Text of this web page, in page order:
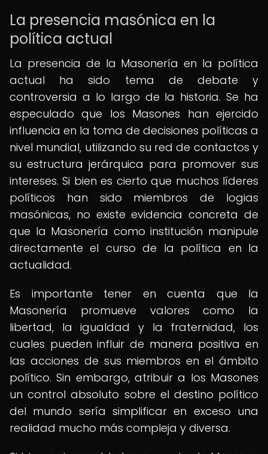
La presencia masónica en la
política actual
La presencia de la Masonería en la política
actual ha sido tema de debate y
controversia a lo largo de la historia. Se ha
especulado que los Masones han ejercido
influencia en la toma de decisiones políticas a
nivel mundial, utilizando su red de contactos y
su estructura jerárquica para promover sus
intereses. Si bien es cierto que muchos líderes
políticos han sido miembros de logias
masónicas, no existe evidencia concreta de
que la Masonería como institución manipule
directamente el curso de la política en la
actualidad.
Es importante tener en cuenta que la
Masonería promueve valores como la
libertad, la igualdad y la fraternidad, los
cuales pueden influir de manera positiva en
las acciones de sus miembros en el ámbito
político. Sin embargo, atribuir a los Masones
un control absoluto sobre el destino político
del mundo sería simplificar en exceso una
realidad mucho más compleja y diversa.